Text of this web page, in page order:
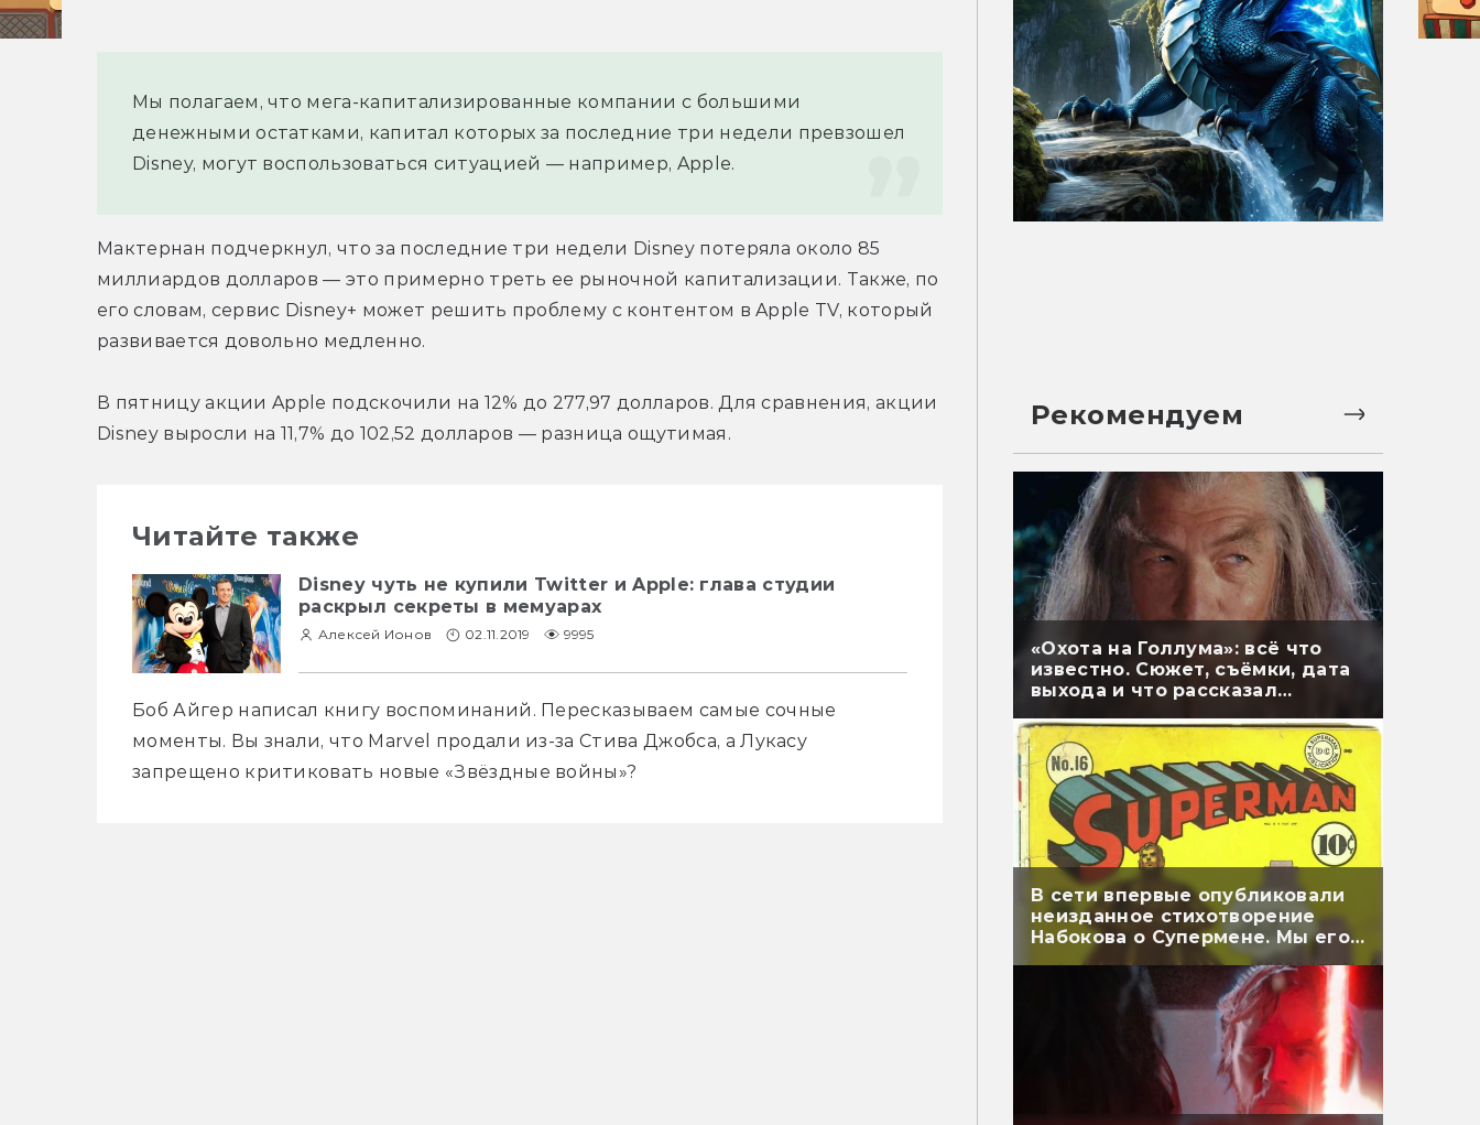
Мы полагаем, что мега-капитализированные компании с большими
денежными остатками, капитал которых за последние три недели превзошел
Disney, могут воспользоваться ситуацией — например, Apple.
Мактернан подчеркнул, что за последние три недели Disney потеряла около 85
миллиардов долларов — это примерно треть ее рыночной капитализации. Также, по
его словам, сервис Disney+ может решить проблему с контентом в Apple TV, который
развивается довольно медленно.
В пятницу акции Apple подскочили на 12% до 277,97 долларов. Для сравнения, акции
Disney выросли на 11,7% до 102,52 долларов — разница ощутимая.
Читайте также
Disney чуть не купили Twitter и Apple: глава студии
раскрыл секреты в мемуарах
Алексей Ионов 02.11.2019 9995
Боб Айгер написал книгу воспоминаний. Пересказываем самые сочные
моменты. Вы знали, что Marvel продали из-за Стива Джобса, а Лукасу
запрещено критиковать новые «Звёздные войны»?
Рекомендуем
«Охота на Голлума»: всё что
известно. Сюжет, съёмки, дата
выхода и что рассказал
В сети впервые опубликовали
неизданное стихотворение
Набокова о Супермене. Мы его
перевели